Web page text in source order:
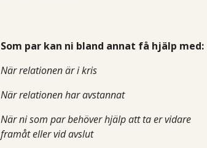
Som par kan ni bland annat få hjälp med:
När relationen är i kris
När relationen har avstannat
När ni som par behöver hjälp att ta er vidare
framåt eller vid avslut